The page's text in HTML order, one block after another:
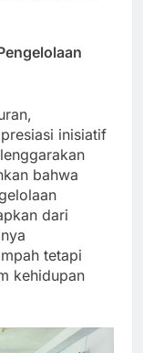
inisiatif
bahwa
dari
tetapi
kehidupan